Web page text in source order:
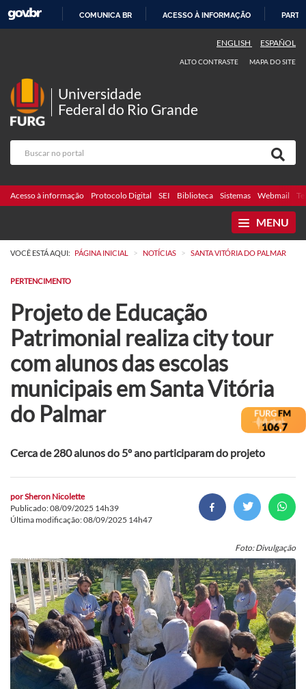
COMUNICA BR ACESSO À INFORMAÇÃO
ENGLISH ESPAÑOL
ALTO CONTRASTE MAPA DO SITE
Universidade
Federal do Rio Grande
Acesso à informação Protocolo Digital SEI Biblioteca Sistemas Webmail
MENU
VOCÊ ESTÁ AQUI: PÁGINA INICIAL > NOTÍCIAS > SANTA VITÓRIA DO PALMAR
PERTENCIMENTO
Projeto de Educação
Patrimonial realiza city tour
com alunos das escolas
municipais em Santa Vitória
do Palmar
Cerca de 280 alunos do 5º ano participaram do projeto
porSheron Nicolette
Publicado: 08/09/2025 14h39
Última modificação: 08/09/2025 14h47
Foto: Divulgação